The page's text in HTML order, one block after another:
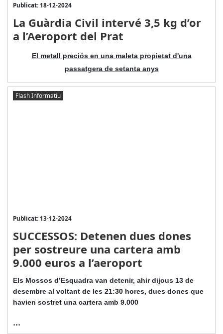
Publicat: 18-12-2024
La Guàrdia Civil intervé 3,5 kg d’or
a l’Aeroport del Prat
El metall preciós en una maleta propietat d'una
passatgera de setanta anys
Flash Informatiu
Publicat: 13-12-2024
SUCCESSOS: Detenen dues dones
per sostreure una cartera amb
9.000 euros a l’aeroport
Els Mossos d’Esquadra van detenir, ahir dijous 13 de
desembre al voltant de les 21:30 hores, dues dones que
havien sostret una cartera amb 9.000
...